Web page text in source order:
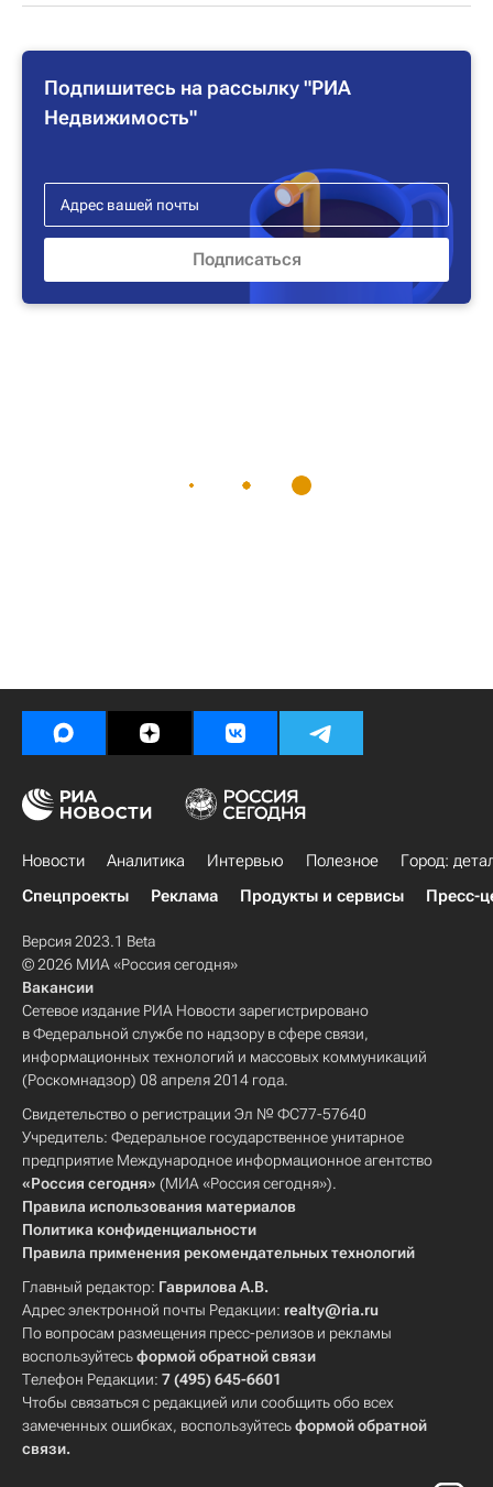
Подпишитесь на рассылку "РИА
Недвижимость"
Новости Аналитика Интервью Полезное
Город:
Спецпроекты
Реклама Продукты и сервисы Пресс-
Версия 2023.1 Beta
© 2026 МИА «Россия сегодня»
Вакансии
Сетевое издание РИА Новости зарегистрировано
в Федеральной службе по надзору в сфере связи,
информационных технологий и массовых коммуникаций
(Роскомнадзор) 08 апреля 2014 года.
Свидетельство о регистрации Эл № ФС77-57640
Учредитель: Федеральное государственное унитарное
предприятие Международное информационное агентство
«Россия сегодня» (МИА «Россия сегодня»).
Правила использования материалов
Политика конфиденциальности
Правила применения рекомендательных технологий
Главный редактор: Гаврилова А.В.
Адрес электронной почты Редакции: realty@ria.ru
По вопросам размещения пресс-релизов и рекламы
воспользуйтесьформой обратной связи
Телефон Редакции: 7 (495) 645-6601
Чтобы связаться с редакцией или сообщить обо всех
замеченных ошибках, воспользуйтесьформой обратной
связи.